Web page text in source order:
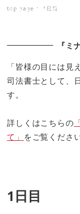
ミナトノキズナ
top page 1日目
『ミ
「皆様の目には見
司法書士として、
す。
詳しくはこちらの
て」 をご覧ください
1日目